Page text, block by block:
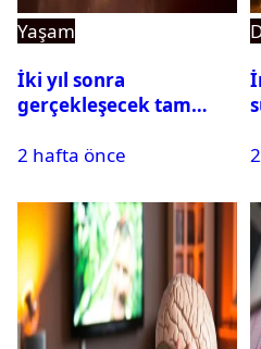
Yaşam
İki yıl sonra
gerçekleşecek tam
oteller şimdiden doldu
2 hafta önce